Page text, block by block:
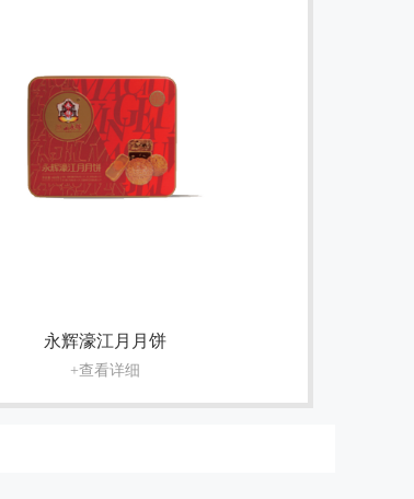
永辉濠江月月饼
+查看详细